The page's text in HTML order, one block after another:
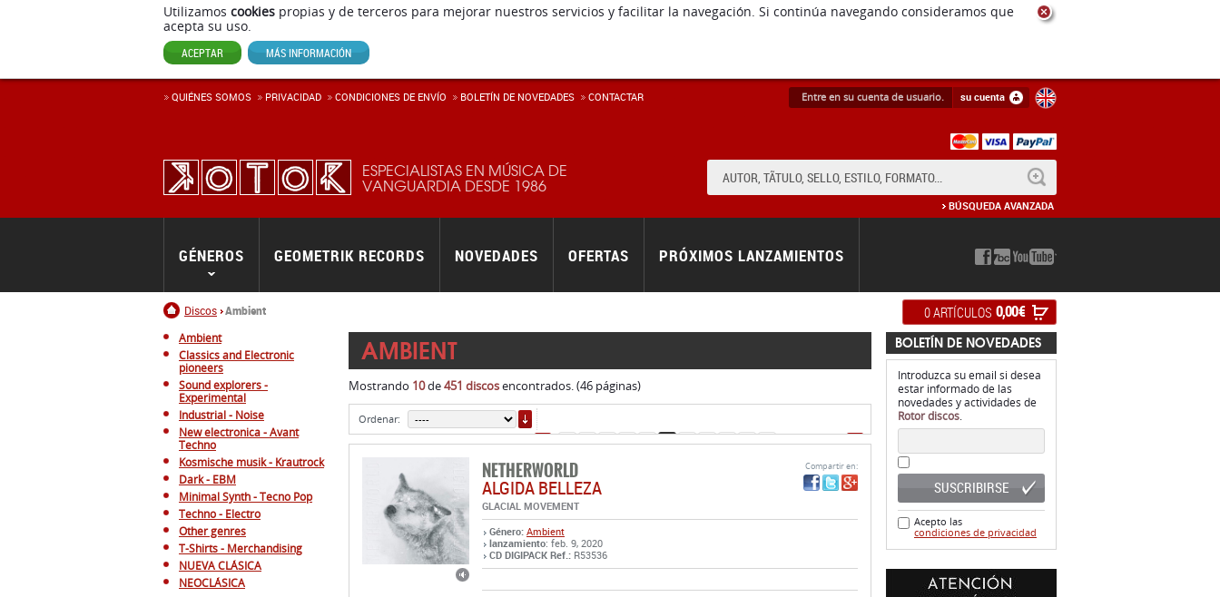
Utilizamos cookies propias y de terceros para mejorar nuestros servicios y facilitar la navegación. Si continúa navegando consideramos que
acepta su uso.
ACEPTAR MÁS INFORMACIÓN
ESPECIALISTAS EN MÚSICA DE
VANGUARDIA DESDE 1986
Inicio
Discos Ambient
Entre en su cuenta de usuario. su cuenta
BÚSQUEDA AVANZADA
0 ARTÍCULOS 0,00 €
GÉNEROS GEOMETRIK RECORDS NOVEDADES OFERTAS PRÓXIMOS LANZAMIENTOS
QUIÉNES SOMOS PRIVACIDAD CONDICIONES DE ENVÍ­O BOLETÍN DE NOVEDADES CONTACTAR
Ambient
Classics and Electronic
pioneers
Sound explorers -
Experimental
Industrial - Noise
New electronica - Avant
Techno
Kosmische musik - Krautrock
Dark - EBM
Minimal Synth - Tecno Pop
Techno - Electro
Other genres
T-Shirts - Merchandising
NUEVA CLÁSICA
NEOCLÁSICA
AMBIENT
Mostrando 10de451 discosencontrados. (46 páginas)
Ordenar: ORDENAR
22 23 24 25 26 27 28 29 30 31 32 (46 páginas)
NETHERWORLD
ALGIDA BELLEZA
GLACIAL MOVEMENT
Género: Ambient
lanzamiento: feb. 9, 2020
CD DIGIPACK Ref.: R53536
Compartir en:
BOLETÍN DE NOVEDADES
Introduzca su email si desea
estar informado de las
novedades y actividades de
Rotor discos.
SUSCRIBIRSE
Acepto las
condiciones de privacidad